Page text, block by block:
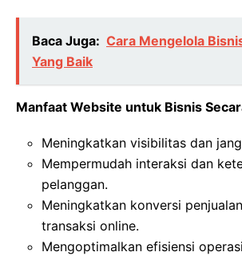
Baca Juga: Cara Mengelola
Yang Baik
Manfaat Website untuk Bisnis
Meningkatkan visibilitas dan
Mempermudah interaksi dan
pelanggan.
Meningkatkan konversi
transaksi online.
Mengoptimalkan efisiensi